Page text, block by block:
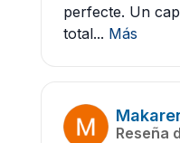
perfecte. Un
total... Más
Reseña